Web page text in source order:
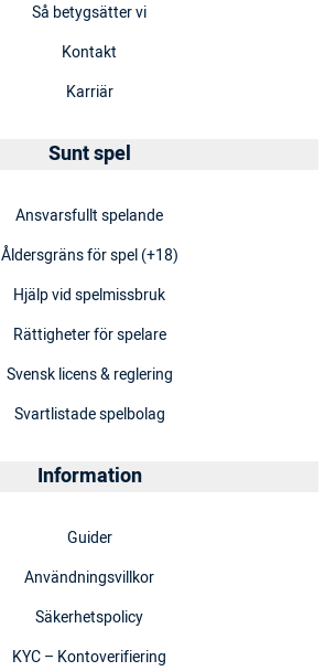
Så betygsätter vi
Kontakt
Karriär
Sunt spel
Ansvarsfullt spelande
Åldersgräns för spel (+18)
Hjälp vid spelmissbruk
Rättigheter för spelare
Svensk licens & reglering
Svartlistade spelbolag
Information
Guider
Användningsvillkor
Säkerhetspolicy
KYC – Kontoverifiering